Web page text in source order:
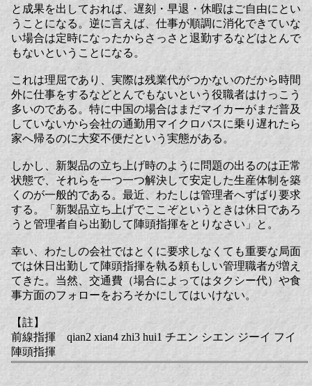
と成果を出しておれば、遅刻・早退・休暇はご自由にとい
うことになる。逆に言えば、仕事が順調に消化できていな
い場合は定時になったからさっさと退勤するなどはとんで
もないということになる。
これは理屈であり、実際は残業代がつかないのだから時間
外に仕事をするなどとんでもないという役職者はけっこう
多いのである。特に中国の場合はまだマイカーがまだ普及
していないから会社の通勤用マイクロバスに乗り遅れたら
家へ帰るのに大変不便だという実態がある。
しかし、新製品の立ち上げ時のように問題の出るのは正常
状態で、それらを一つ一つ解決して安定した生産体制を築
くのが一般的である。最近、わたしは管理者へずばり要求
する。「新製品立ち上げでここぞというときは休日であろ
うと管理者自ら出勤して陣頭指揮をとりなさい」と。
幸い、わたしの会社ではとくに要求しなくても重要な局面
では休日出勤して陣頭指揮を執る頼もしい管理職者が増え
てきた。当然、交通費（場合によってはタクシー代）や食
事方面のフォローをおろそかにしてはいけない。
【註】
前線指揮 qian2 xian4 zhi3 hui1 チエン シエン ジーイ フイ
陣頭指揮